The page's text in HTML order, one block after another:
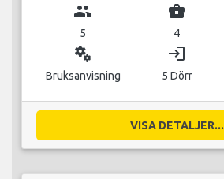
group
5
business_center
4
miscellaneous_services
Bruksanvisning
login
5 Dörr
VISA DETALJER...